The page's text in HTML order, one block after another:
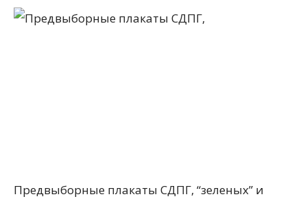
Предвыборные плакаты СДПГ, “зеленых” и